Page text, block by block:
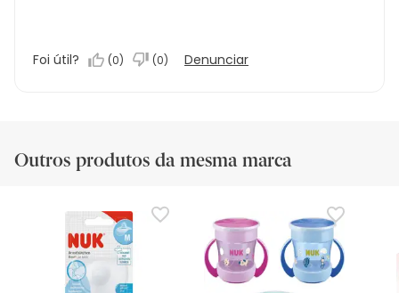
Foi útil? (0) (0) Denunciar
Outros produtos da mesma marca